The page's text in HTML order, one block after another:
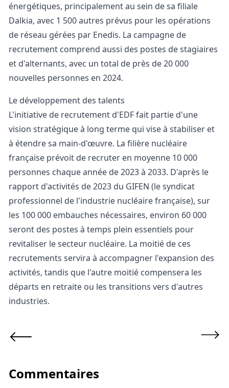
énergétiques, principalement au sein de sa filiale
Dalkia, avec 1 500 autres prévus pour les opérations
de réseau gérées par Enedis. La campagne de
recrutement comprend aussi des postes de stagiaires
et d'alternants, avec un total de près de 20 000
nouvelles personnes en 2024.
Le développement des talents
L'initiative de recrutement d'EDF fait partie d'une
vision stratégique à long terme qui vise à stabiliser et
à étendre sa main-d'œuvre. La filière nucléaire
française prévoit de recruter en moyenne 10 000
personnes chaque année de 2023 à 2033. D'après le
rapport d'activités de 2023 du GIFEN (le syndicat
professionnel de l'industrie nucléaire française), sur
les 100 000 embauches nécessaires, environ 60 000
seront des postes à temps plein essentiels pour
revitaliser le secteur nucléaire. La moitié de ces
recrutements servira à accompagner l'expansion des
activités, tandis que l'autre moitié compensera les
départs en retraite ou les transitions vers d'autres
industries.
Commentaires